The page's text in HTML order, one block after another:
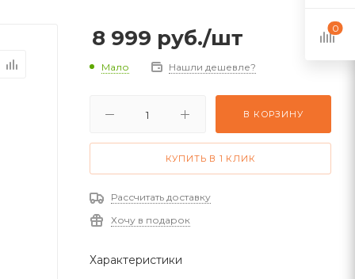
8 999 руб./шт
Мало Нашли дешевле?
В КОРЗИНУ
КУПИТЬ В 1 КЛИК
Рассчитать доставку
Хочу в подарок
Характеристики
0